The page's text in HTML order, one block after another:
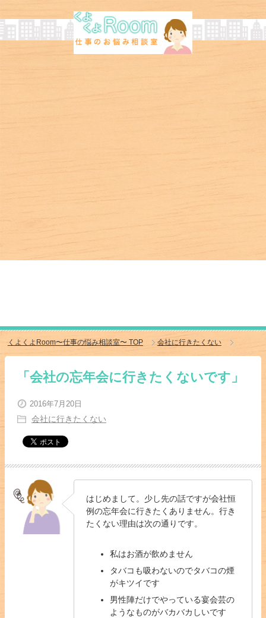
くよくよRoom〜仕事の悩み相談室〜TOP 会社に行きたくない
「会社の忘年会に行きたくないです」
2016年7月20日
会社に行きたくない
はじめまして。少し先の話ですが会社恒
例の忘年会に行きたくありません。行き
たくない理由は次の通りです。
私はお酒が飲めません
タバコも吸わないのでタバコの煙
がキツイです
男性陣だけでやっている宴会芸の
ようなものがバカバカしいです